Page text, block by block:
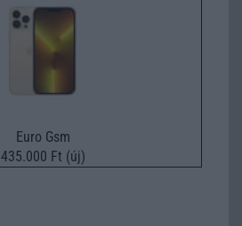
Euro Gsm
435.000 Ft (új)